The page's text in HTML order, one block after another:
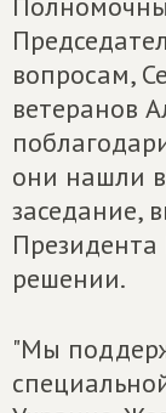
вопросам,
ветеранов
они нашли
заседание,
решении.
"Мы